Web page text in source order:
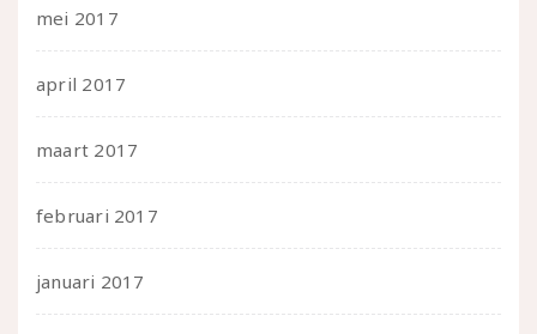
mei 2017
april 2017
maart 2017
februari 2017
januari 2017